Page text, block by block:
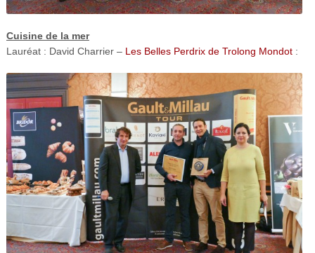
Cuisine de la mer
Lauréat : David Charrier – Les Belles Perdrix de Trolong Mondot: